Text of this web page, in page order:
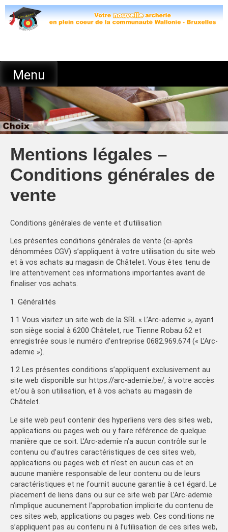
Skip
to
content
Menu
Mentions légales –
Conditions générales de
vente
Conditions générales de vente et d’utilisation
Les présentes conditions générales de vente (ci-après
dénommées CGV) s’appliquent à votre utilisation du site web
et à vos achats au magasin de Châtelet. Vous êtes tenu de
lire attentivement ces informations importantes avant de
finaliser vos achats.
1. Généralités
1.1 Vous visitez un site web de la SRL « L’Arc-ademie », ayant
son siège social à 6200 Châtelet, rue Tienne Robau 62 et
enregistrée sous le numéro d’entreprise 0682.969.674 (« L’Arc-
ademie »).
1.2 Les présentes conditions s’appliquent exclusivement au
site web disponible sur https://arc-ademie.be/, à votre accès
et/ou à son utilisation, et à vos achats au magasin de
Châtelet.
Le site web peut contenir des hyperliens vers des sites web,
applications ou pages web ou y faire référence de quelque
manière que ce soit. L’Arc-ademie n’a aucun contrôle sur le
contenu ou d’autres caractéristiques de ces sites web,
applications ou pages web et n’est en aucun cas et en
aucune manière responsable de leur contenu ou de leurs
caractéristiques et ne fournit aucune garantie à cet égard. Le
placement de liens dans ou sur ce site web par L’Arc-ademie
n’implique aucunement l’approbation implicite du contenu de
ces sites web, applications ou pages web. Ces conditions ne
s’appliquent pas au contenu ni à l’utilisation de ces sites web,